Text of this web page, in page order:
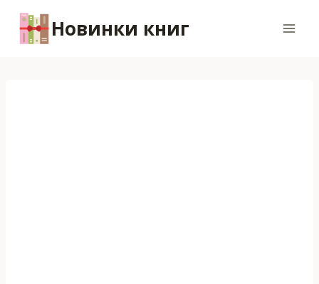
содержимому
Новинки книг